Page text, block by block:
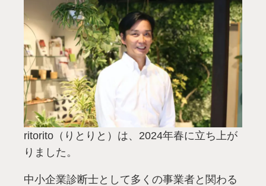
ritorito（りとりと）は、2024年春に立ち上が
りました。
中小企業診断士として多くの事業者と関わる